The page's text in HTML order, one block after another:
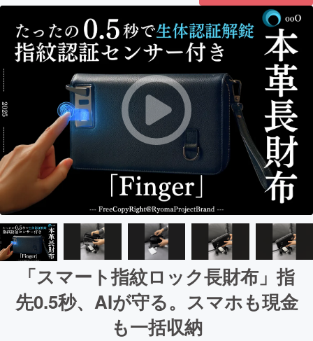
「スマート指紋ロック長財布」指
先0.5秒、AIが守る。スマホも現金
も一括収納